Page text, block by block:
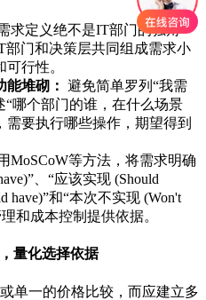
求定义绝不是IT部门的独角
部门和决策层共同组成需求小
行性。
堆砌： 避免简单罗列“我需
哪个部门的谁，在什么场景
要执行哪些操作，期望得到
MoSCoW等方法，将需求明确
、“应该实现 (Should
have)”和“本次不实现 (Won't
和成本控制提供依据。
量化选择依据
单一的价格比较，而应建立多